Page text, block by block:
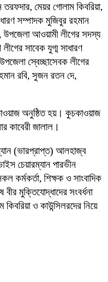
মেয়র গোলাম কিবরিয়া,
সম্পাদক মুজিবুর রহমান
আওয়ামী লীগের সদস্য
সাবেক যুগ্ম সাধারণ
স্বেচ্ছাসেবক লীগের
রবি, সুজন রতন দে,
অনুষ্ঠিত হয়। কুচকাওয়াজ
কাবেরী জালাল।
(ভারপ্রাপ্ত) আলহাজ্ব
চেয়ারম্যান পারভীন
কর্মকর্তা, শিক্ষক ও সাংবাদিক
মুক্তিযোদ্ধাদের সংবর্ধনা
ও কাউন্সিলরদের নিয়ে